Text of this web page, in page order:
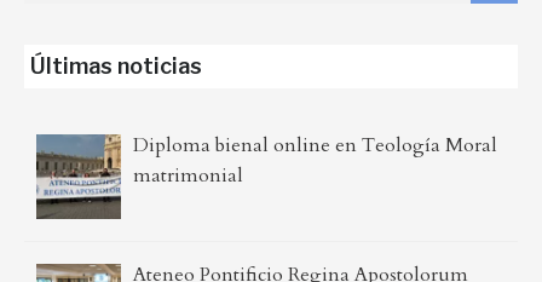
Últimas noticias
Diploma bienal online en Teología Moral
matrimonial
Ateneo Pontificio Regina Apostolorum